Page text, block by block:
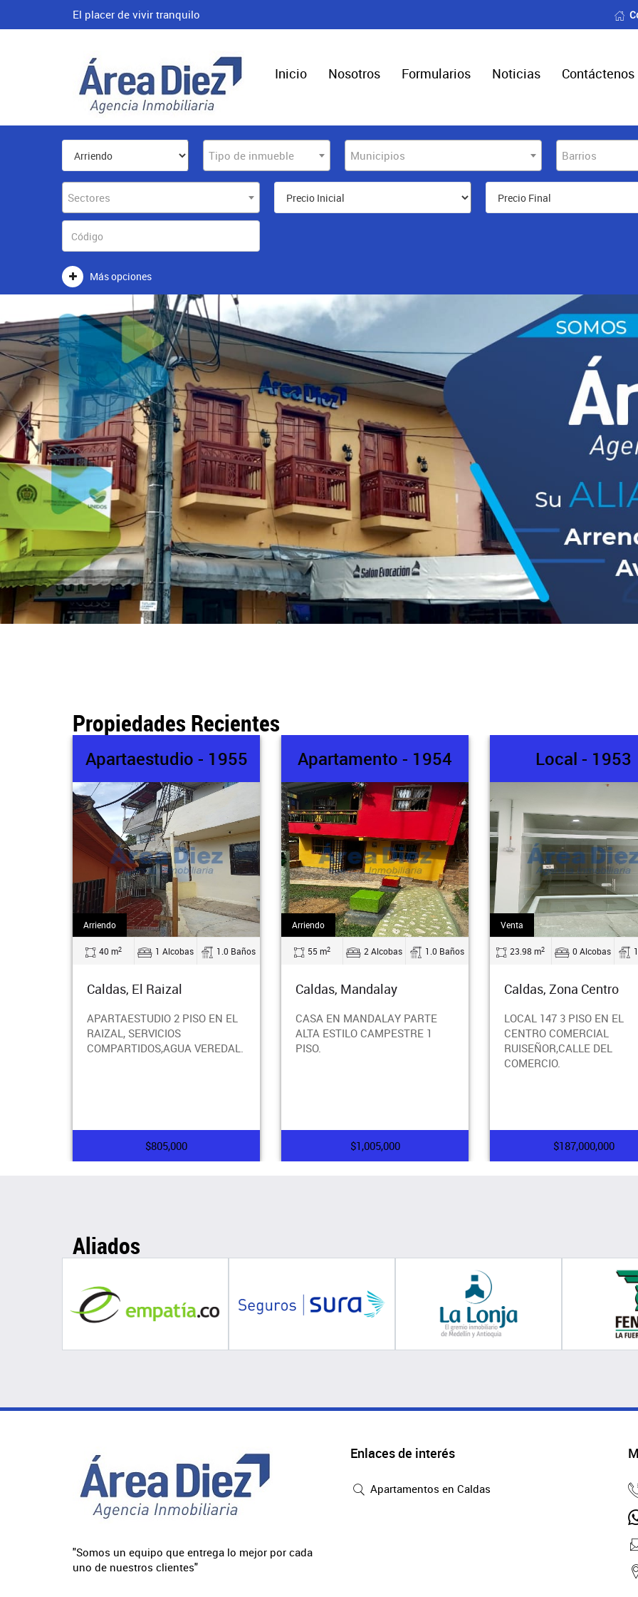
El placer de vivir tranquilo
Inicio Nosotros Formularios Noticias Contáctenos
Tipo de inmueble Municipios Barrios
Sectores
Más opciones
Propiedades Recientes
Apartaestudio - 1955
Arriendo
40 m2 1 Alcobas 1.0 Baños
Caldas, El Raizal
APARTAESTUDIO 2 PISO EN EL
RAIZAL, SERVICIOS
COMPARTIDOS,AGUA VEREDAL.
$805,000
Apartamento - 1954
Arriendo
55 m2 2 Alcobas 1.0 Baños
Caldas, Mandalay
CASA EN MANDALAY PARTE
ALTA ESTILO CAMPESTRE 1
PISO.
$1,005,000
Local - 1953
Venta
23.98 m2 0 Alcobas
Caldas, Zona Centro
LOCAL 147 3 PISO EN EL
CENTRO COMERCIAL
RUISEÑOR,CALLE DEL
COMERCIO.
$187,000,000
Aliados
"Somos un equipo que entrega lo mejor por cada
uno de nuestros clientes"
Enlaces de interés
Apartamentos en Caldas